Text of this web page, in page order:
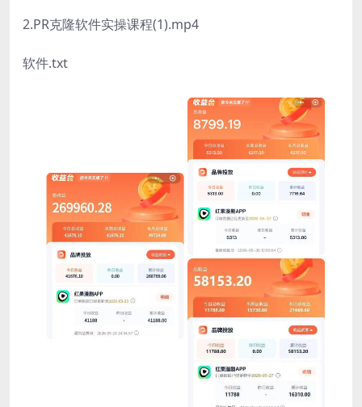
2.PR克隆软件实操课程(1).mp4
软件.txt